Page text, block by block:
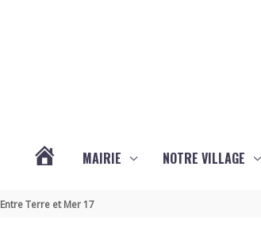
MAIRIE NOTRE VILLAGE
Entre Terre et Mer 17